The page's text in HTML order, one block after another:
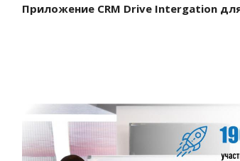
Приложение CRM Drive Intergation